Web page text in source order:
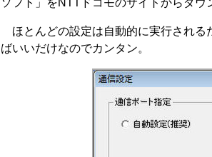
ほとんどの設定は自動的に実行される
ばいいだけなのでカンタン。